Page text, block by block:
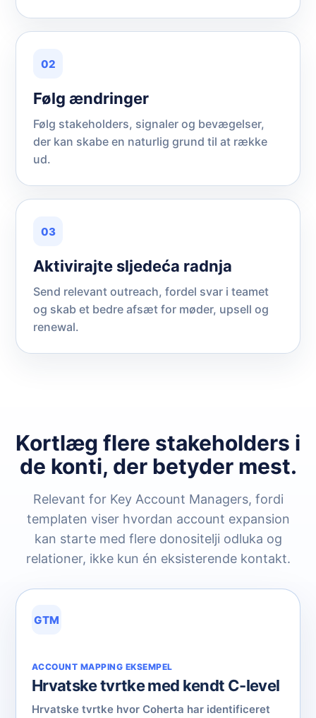
02
Følg ændringer
Følg stakeholders, signaler og bevægelser,
der kan skabe en naturlig grund til at række
ud.
03
Aktivirajte sljedeća radnja
Send relevant outreach, fordel svar i teamet
og skab et bedre afsæt for møder, upsell og
renewal.
Kortlæg flere stakeholders i
de konti, der betyder mest.
Relevant for Key Account Managers, fordi
templaten viser hvordan account expansion
kan starte med flere donositelji odluka og
relationer, ikke kun én eksisterende kontakt.
GTM
ACCOUNT MAPPING EKSEMPEL
Hrvatske tvrtke med kendt C-level
Hrvatske tvrtke hvor Coherta har identificeret